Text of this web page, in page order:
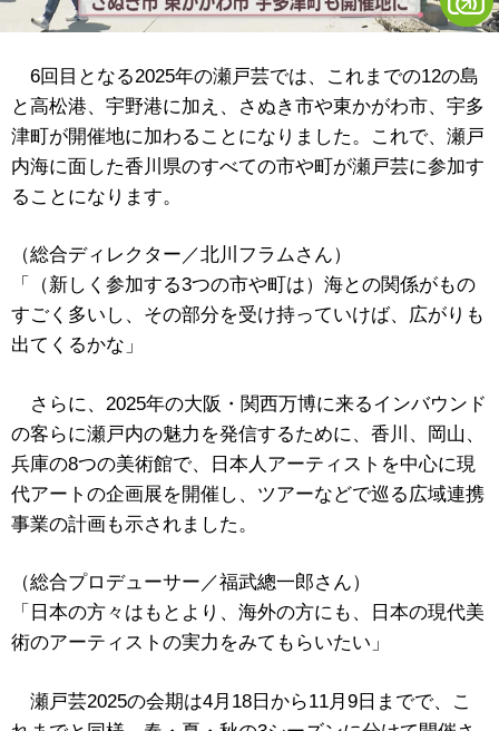
6回目となる2025年の瀬戸芸では、これまでの12の島
と高松港、宇野港に加え、さぬき市や東かがわ市、宇多
津町が開催地に加わることになりました。これで、瀬戸
内海に面した香川県のすべての市や町が瀬戸芸に参加す
ることになります。
（総合ディレクター／北川フラムさん）
「（新しく参加する3つの市や町は）海との関係がもの
すごく多いし、その部分を受け持っていけば、広がりも
出てくるかな」
さらに、2025年の大阪・関西万博に来るインバウンド
の客らに瀬戸内の魅力を発信するために、香川、岡山、
兵庫の8つの美術館で、日本人アーティストを中心に現
代アートの企画展を開催し、ツアーなどで巡る広域連携
事業の計画も示されました。
（総合プロデューサー／福武總一郎さん）
「日本の方々はもとより、海外の方にも、日本の現代美
術のアーティストの実力をみてもらいたい」
瀬戸芸2025の会期は4月18日から11月9日までで、こ